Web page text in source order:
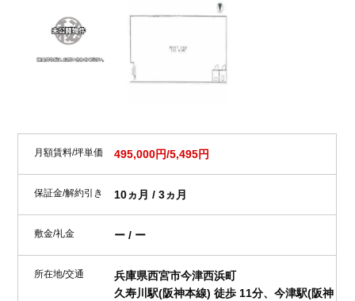
月額賃料/坪単価 495,000円/5,495円
保証金/解約引き 10ヵ月 / 3ヵ月
敷金/礼金 ー / ー
所在地/交通
兵庫県西宮市今津西浜町
久寿川駅(阪神本線) 徒歩 11分、今津駅(阪神